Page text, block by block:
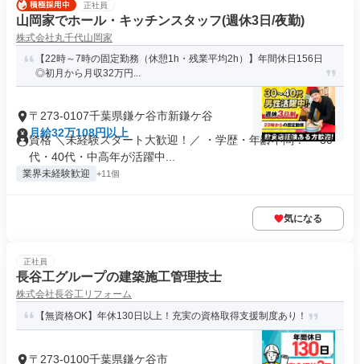
正社員
山岡家でホール・キッチンスタッフ(週休3日/夜勤)
株式会社丸千代山岡家
【22時～7時の固定勤務（休憩1h・残業平均2h）】年間休日156日
◎初月から月収32万円...
〒273-0107千葉県鎌ケ谷市新鎌ケ谷
月給32万108円以上
資格 ＼未経験スタート大歓迎！／ ・学歴・年齢不問！ ・30
代・40代・中高年が活躍中...
業界未経験歓迎 +11個
気になる
正社員
長谷工グループの建築施工管理技士
株式会社長谷工リフォーム
【無資格OK】年休130日以上！充実の資格取得支援制度あり！
〒273-0100千葉県鎌ケ谷市